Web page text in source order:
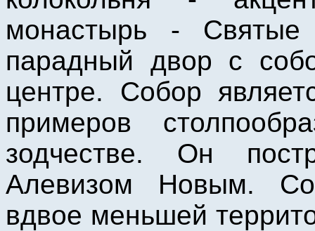
монастырь - Святые
парадный двор с
центре. Собор
примеров
зодчестве. Он
Алевизом Новым.
вдвое меньшей